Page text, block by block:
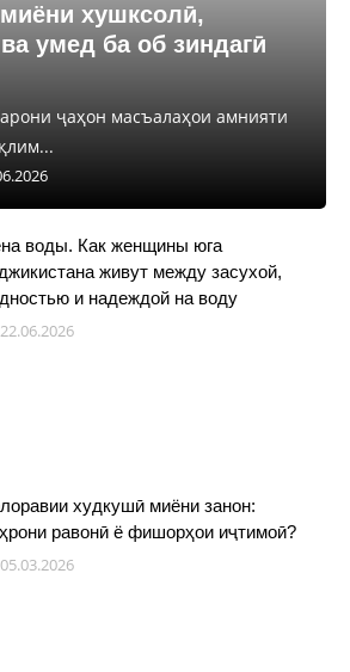
хушксолӣ,
умед ба об зиндагӣ
ҷаҳон масъалаҳои амнияти
воды. Как женщины юга
живут между засухой,
и надеждой на воду
22.06.2026
худкушӣ миёни занон:
равонӣ ё фишорҳои иҷтимоӣ?
05.03.2026